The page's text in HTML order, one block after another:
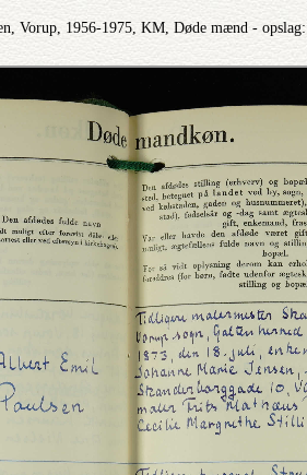
Vorup, 1956-1975, KM, Døde mænd - opslag: